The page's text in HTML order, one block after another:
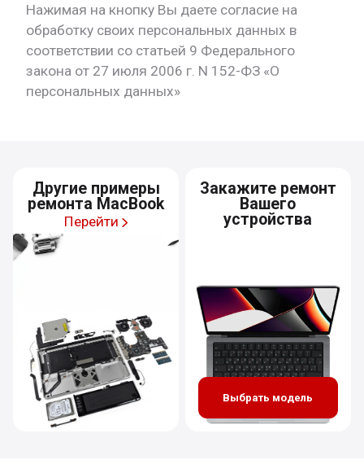
Нажимая на кнопку Вы даете согласие на
обработку своих персональных данных в
соответствии со статьей 9 Федерального
закона от 27 июля 2006 г. N 152-ФЗ «О
персональных данных»
Другие примеры
ремонта MacBook
Перейти
Закажите ремонт
Вашего
устройства
Выбрать модель